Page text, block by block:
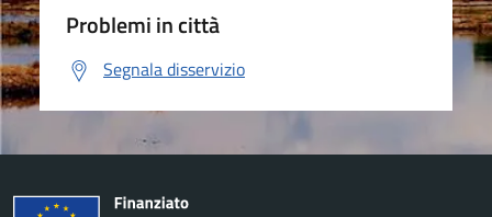
Problemi in città
Segnala disservizio